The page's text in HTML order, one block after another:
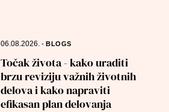
06.08.2026.-BLOGS
Točak života - kako uraditi
brzu reviziju važnih životnih
delova i kako napraviti
efikasan plan delovanja